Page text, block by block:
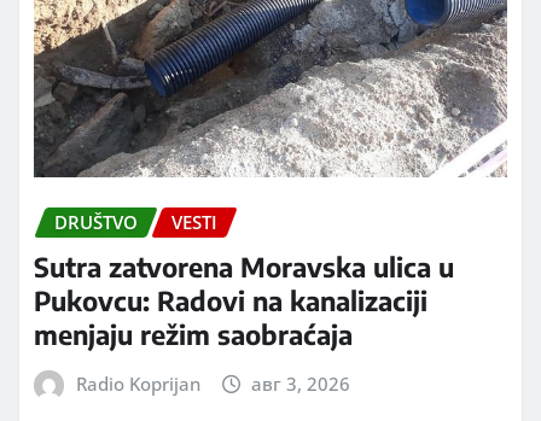
DRUŠTVO VESTI
Sutra zatvorena Moravska ulica u
Pukovcu: Radovi na kanalizaciji
menjaju režim saobraćaja
Radio Koprijan авг 3, 2026